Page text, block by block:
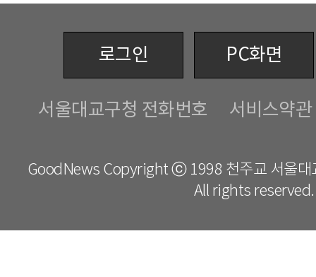
로그인 PC화면
서울대교구청 전화번호 서비스약관
GoodNews Copyright ⓒ 1998 천주교 서울대
All rights reserved.